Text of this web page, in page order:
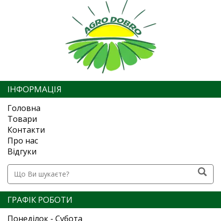
ІНФОРМАЦІЯ
Головна
Товари
Контакти
Про нас
Відгуки
ГРАФІК РОБОТИ
Понеділок - Субота